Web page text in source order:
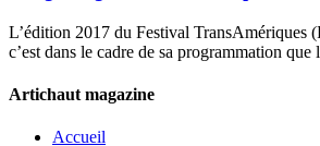
L’édition 2017 du Festival TransAmériques
c’est dans le cadre de sa programmation
Artichaut magazine
Accueil